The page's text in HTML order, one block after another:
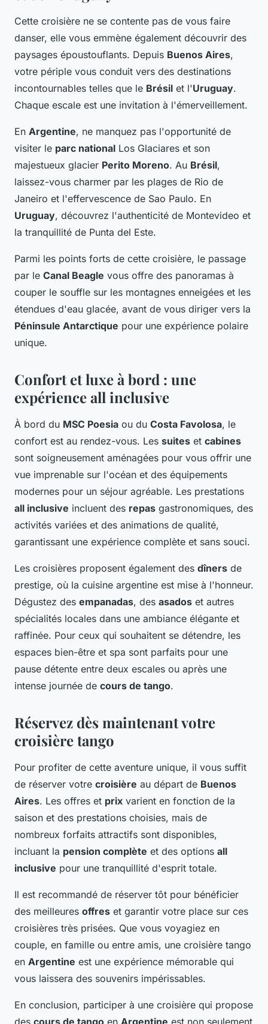
Cette croisière ne se contente pas de vous faire
danser, elle vous emmène également découvrir des
paysages époustouflants. Depuis Buenos Aires,
votre périple vous conduit vers des destinations
incontournables telles que le Brésil et l'Uruguay.
Chaque escale est une invitation à l'émerveillement.
En Argentine, ne manquez pas l'opportunité de
visiter le parc national Los Glaciares et son
majestueux glacier Perito Moreno. Au Brésil,
laissez-vous charmer par les plages de Rio de
Janeiro et l'effervescence de Sao Paulo. En
Uruguay, découvrez l'authenticité de Montevideo et
la tranquillité de Punta del Este.
Parmi les points forts de cette croisière, le passage
par le Canal Beagle vous offre des panoramas à
couper le souffle sur les montagnes enneigées et les
étendues d'eau glacée, avant de vous diriger vers la
Péninsule Antarctique pour une expérience polaire
unique.
Confort et luxe à bord : une
expérience all inclusive
À bord du MSC Poesia ou du Costa Favolosa, le
confort est au rendez-vous. Les suites et cabines
sont soigneusement aménagées pour vous offrir une
vue imprenable sur l'océan et des équipements
modernes pour un séjour agréable. Les prestations
all inclusive incluent des repas gastronomiques, des
activités variées et des animations de qualité,
garantissant une expérience complète et sans souci.
Les croisières proposent également des dîners de
prestige, où la cuisine argentine est mise à l'honneur.
Dégustez des empanadas, des asados et autres
spécialités locales dans une ambiance élégante et
raffinée. Pour ceux qui souhaitent se détendre, les
espaces bien-être et spa sont parfaits pour une
pause détente entre deux escales ou après une
intense journée de cours de tango.
Réservez dès maintenant votre
croisière tango
Pour profiter de cette aventure unique, il vous suffit
de réserver votre croisière au départ de Buenos
Aires. Les offres et prix varient en fonction de la
saison et des prestations choisies, mais de
nombreux forfaits attractifs sont disponibles,
incluant la pension complète et des options all
inclusive pour une tranquillité d'esprit totale.
Il est recommandé de réserver tôt pour bénéficier
des meilleures offres et garantir votre place sur ces
croisières très prisées. Que vous voyagiez en
couple, en famille ou entre amis, une croisière tango
en Argentine est une expérience mémorable qui
vous laissera des souvenirs impérissables.
En conclusion, participer à une croisière qui propose
des cours de tango en Argentine est non seulement